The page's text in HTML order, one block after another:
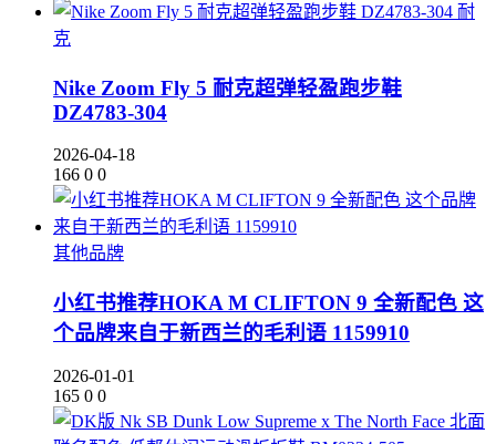
耐
克
Nike Zoom Fly 5 耐克超弹轻盈跑步鞋
DZ4783-304
2026-04-18
166 0 0
其他品牌
小红书推荐HOKA M CLIFTON 9 全新配色 这
个品牌来自于新西兰的毛利语 1159910
2026-01-01
165 0 0